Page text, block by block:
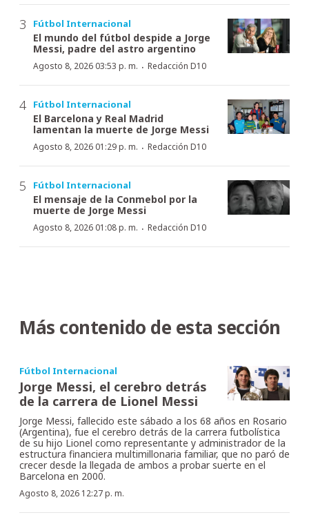
Fútbol Internacional
El mundo del fútbol despide a Jorge
Messi, padre del astro argentino
Agosto 8, 2026 03:53 p. m. · Redacción D10
Fútbol Internacional
El Barcelona y Real Madrid
lamentan la muerte de Jorge Messi
Agosto 8, 2026 01:29 p. m. · Redacción D10
Fútbol Internacional
El mensaje de la Conmebol por la
muerte de Jorge Messi
Agosto 8, 2026 01:08 p. m. · Redacción D10
Más contenido de esta sección
Fútbol Internacional
Jorge Messi, el cerebro detrás
de la carrera de Lionel Messi
Jorge Messi, fallecido este sábado a los 68 años en Rosario
(Argentina), fue el cerebro detrás de la carrera futbolística
de su hijo Lionel como representante y administrador de la
estructura financiera multimillonaria familiar, que no paró de
crecer desde la llegada de ambos a probar suerte en el
Barcelona en 2000.
Agosto 8, 2026 12:27 p. m.